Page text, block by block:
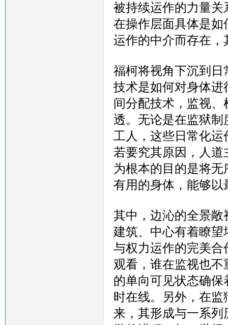
被持续运作的力量关
在操作层面具体是如
运作的中介而存在
福柯将视角下沉到
技术是如何对身体
间分配技术，监视
透。无论是在监狱
工人，这些日常化
若要究其原因，人
为根本的目的是将
有用的身体，能够
其中，边沁的全景
建筑、中心有着瞭
与权力运作的完美
观看，谁在监视也
的单向可见状态确
时在线。另外，在
来，其形成与一系